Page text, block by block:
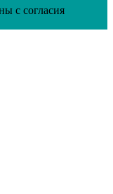
с согласия